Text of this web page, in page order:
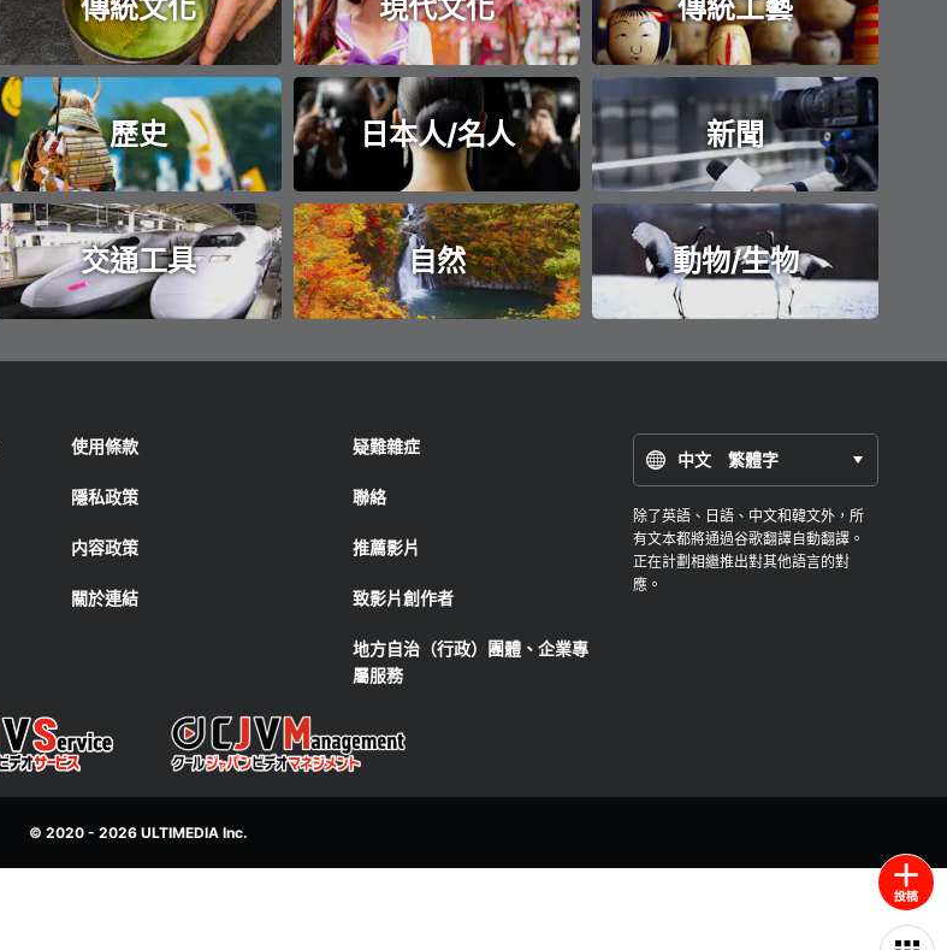
傳統文化 現代文化 傳統工藝
歷史 日本人/名人 新聞
交通工具 自然 動物/生物
使用條款
隱私政策
内容政策
關於連結
疑難雜症
聯絡
推薦影片
致影片創作者
地方自治（行政）團體、企業專
屬服務
中文 繁體字
除了英語、日語、中文和韓文外，所
有文本都將通過谷歌翻譯自動翻譯。
正在計劃相繼推出對其他語言的對
應。
© 2020 - 2026 ULTIMEDIA Inc.